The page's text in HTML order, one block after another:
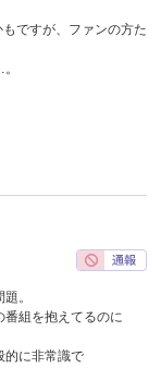
ですが、ファンの方た
。
番組を抱えてるのに
的に非常識で